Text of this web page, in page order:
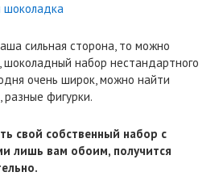
сильная сторона, то можно
шоколадный набор нестандартного
очень широк, можно найти
, разные фигурки.
свой собственный набор с
лишь вам обоим, получится